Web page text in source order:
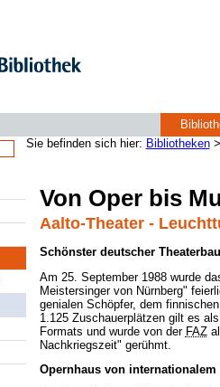
Sie befinden sich hier: Bibliotheken
Von Oper bis
Aalto-Theater -
Schönster deutscher
Am 25. September 1988 wurde
Meistersinger von Nürnberg"
genialen Schöpfer, dem
1.125 Zuschauerplätzen gilt es
Formats und wurde von der FAZ
Nachkriegszeit" gerühmt.
Opernhaus von internationalem